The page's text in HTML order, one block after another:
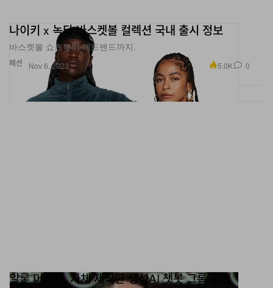
패션
나이키 x 녹타 바스켓볼 컬렉션 국내 출시 정보
바스켓볼 쇼츠부터 헤드밴드까지.
Nov 6, 2023 5.0K 0
일론 머스크, 자체 제작한 생성AI 챗봇 그록 공개